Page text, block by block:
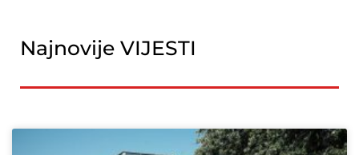
Najnovije VIJESTI